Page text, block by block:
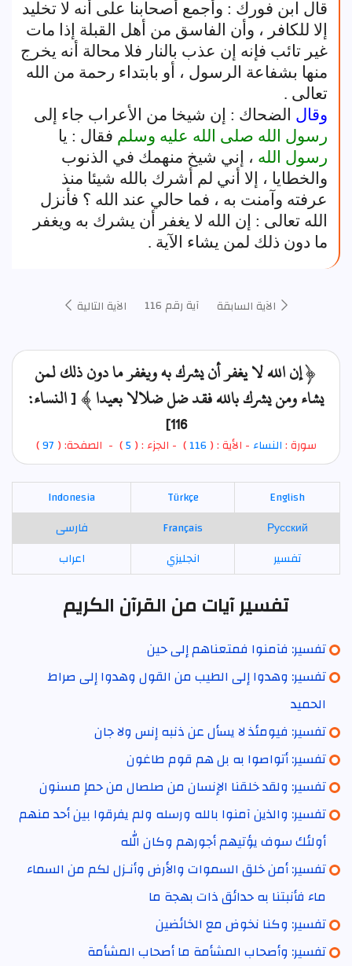
قال ابن فورك : وأجمع أصحابنا على أنه لا تخليد
إلا للكافر ، وأن الفاسق من أهل القبلة إذا مات
غير تائب فإنه إن عذب بالنار فلا محالة أنه يخرج
منها بشفاعة الرسول ، أو بابتداء رحمة من الله
تعالى .
وقال الضحاك : إن شيخا من الأعراب جاء إلى
رسول الله صلى الله عليه وسلم فقال : يا
رسول الله ، إني شيخ منهمك في الذنوب
والخطايا ، إلا أني لم أشرك بالله شيئا منذ
عرفته وآمنت به ، فما حالي عند الله ؟ فأنزل
الله تعالى : إن الله لا يغفر أن يشرك به ويغفر
ما دون ذلك لمن يشاء الآية .
الآية السابقة آية رقم 116 الآية التالية
﴿ إن الله لا يغفر أن يشرك به ويغفر ما دون ذلك لمن
يشاء ومن يشرك بالله فقد ضل ضلالا بعيدا ﴾ [ النساء:
116]
سورة :النساء- الأية : (116
) - الجزء : ( 5) - الصفحة: ( 97
)
English
Türkçe
Indonesia
Русский
Français
فارسی
تفسير
انجليزي اعراب
تفسير آيات من القرآن الكريم
تفسير: فآمنوا فمتعناهم إلى حين
تفسير: وهدوا إلى الطيب من القول وهدوا إلى صراط
الحميد
تفسير: فيومئذ لا يسأل عن ذنبه إنس ولا جان
تفسير: أتواصوا به بل هم قوم طاغون
تفسير: ولقد خلقنا الإنسان من صلصال من حمإ مسنون
تفسير: والذين آمنوا بالله ورسله ولم يفرقوا بين أحد منهم
أولئك سوف يؤتيهم أجورهم وكان الله
تفسير: أمن خلق السموات والأرض وأنـزل لكم من السماء
ماء فأنبتنا به حدائق ذات بهجة ما
تفسير: وكنا نخوض مع الخائضين
تفسير: وأصحاب المشأمة ما أصحاب المشأمة